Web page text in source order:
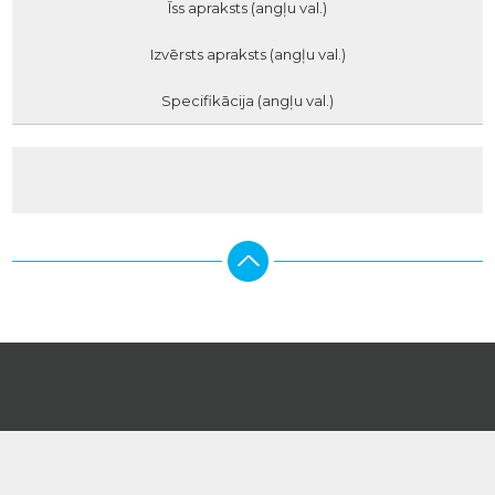
Īss apraksts (angļu val.)
Izvērsts apraksts (angļu val.)
Specifikācija (angļu val.)